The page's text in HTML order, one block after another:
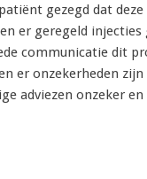
gezegd dat
er geregeld
communicatie dit
er onzekerheden
adviezen onzeker